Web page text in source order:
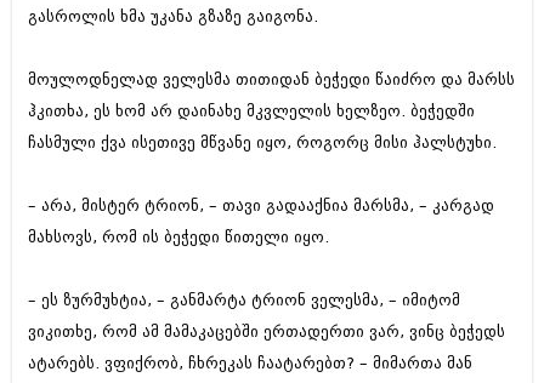
ივლისი 2015 (173)
აპრილი 2015 (208)
მარტი 2015 (365)
თებერვალი 2015 (286)
იანვარი 2015 (247)
ნოემბერი 2014 (290)
ოქტომბერი 2014 (292)
ივლისი 2014 (313)
ივნისი 2014 (366)
აპრილი 2014 (290)
გასროლის ხმა უკანა გზაზე გაიგონა.
მოულოდნელად ველესმა თითიდან ბეჭედი წაიძრო და მარსს
ჰკითხა, ეს ხომ არ დაინახე მკვლელის ხელზეო. ბეჭედში
ჩასმული ქვა ისეთივე მწვანე იყო, როგორც მისი ჰალსტუხი.
– არა, მისტერ ტრიონ, – თავი გადააქნია მარსმა, – კარგად
მახსოვს, რომ ის ბეჭედი წითელი იყო.
– ეს ზურმუხტია, – განმარტა ტრიონ ველესმა, – იმიტომ
ვიკითხე, რომ ამ მამაკაცებში ერთადერთი ვარ, ვინც ბეჭედს
ატარებს. ვფიქრობ, ჩხრეკას ჩაატარებთ? – მიმართა მან